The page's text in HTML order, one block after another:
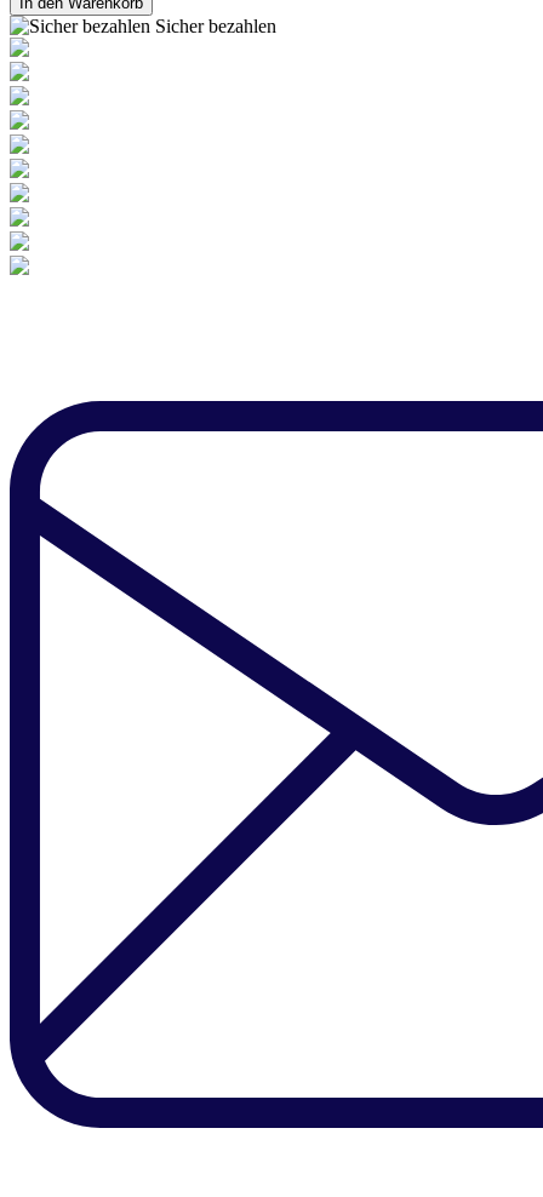
Sicher bezahlen